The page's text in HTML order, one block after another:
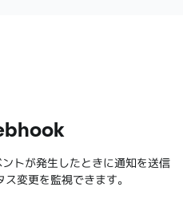
トが発生したときに通知を送信
変更を監視できます。